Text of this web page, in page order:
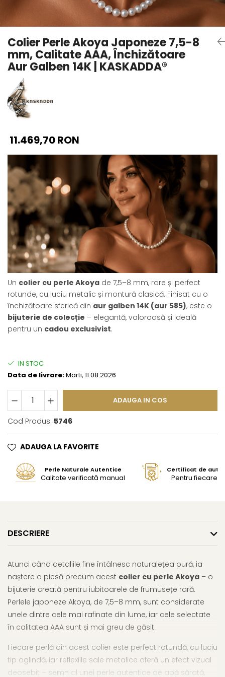
Seturi Perle cu Argint
Brățări cu Perle
Pandantive cu Perle
Brose cu Perle
Colier Perle Akoya Japoneze 7,5-8
mm, Calitate AAA, Închizătoare
Aur Galben 14K | KASKADDA®
11.469,70 RON
Un colier cu perle Akoya de 7,5–8 mm, rare și perfect
rotunde, cu luciu metalic și montură clasică. Finisat cu o
închizătoare sferică din aur galben 14K (aur 585), este o
bijuterie de colecție – elegantă, valoroasă și ideală
pentru un cadou exclusivist.
IN STOC
Data de livrare:Marti, 11.08.2026
ADAUGA IN COS
Cod Produs: 5746
ADAUGA LA FAVORITE
Perle Naturale Autentice
Calitate verificată manual
Certificat de
Pentru fiecare
DESCRIERE
Atunci când detaliile fine întâlnesc naturalețea pură, ia
naștere o piesă precum acest colier cu perle Akoya – o
bijuterie creată pentru iubitoarele de frumusețe rară.
Perlele japoneze Akoya, de 7,5–8 mm, sunt considerate
unele dintre cele mai rafinate din lume, iar cele selectate
în calitatea AAA sunt și mai greu de găsit.
Fiecare perlă din acest colier este perfect rotundă, cu luciu
tip oglindă, iar reflexiile sale metalice oferă un efect vizual
deosebit – semn al unei perle autentice de apă sărată,